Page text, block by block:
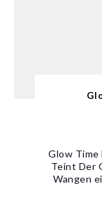
Glow
Teint Der
Wangen